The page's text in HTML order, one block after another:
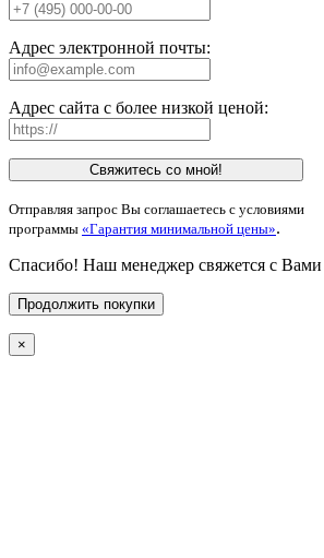
Адрес электронной почты:
Адрес сайта с более низкой ценой:
Свяжитесь со мной!
Отправляя запрос Вы соглашаетесь с условиями
программы «Гарантия минимальной цены».
Спасибо! Наш менеджер свяжется с
Продолжить покупки
×